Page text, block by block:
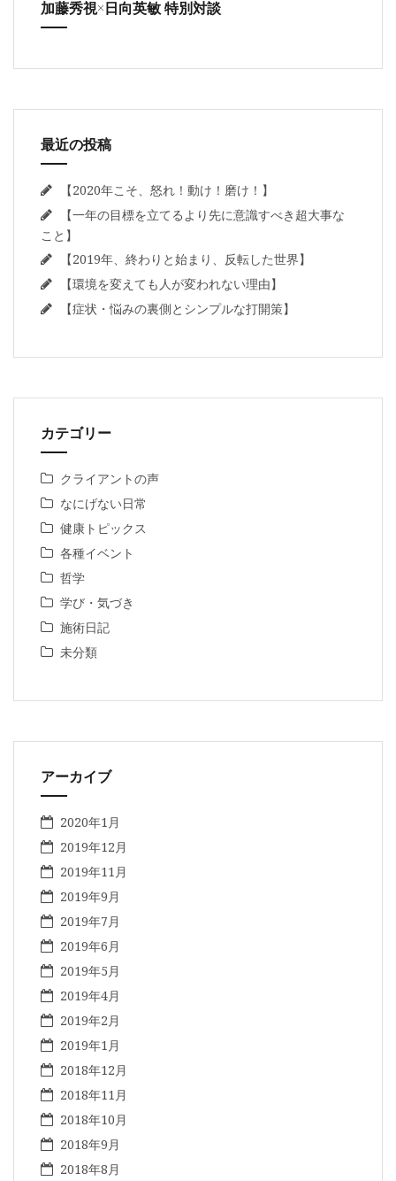
加藤秀視×日向英敏 特別対談
最近の投稿
【2020年こそ、怒れ！動け！磨け！】
【一年の目標を立てるより先に意識すべき超大事な
こと】
【2019年、終わりと始まり、反転した世界】
【環境を変えても人が変われない理由】
【症状・悩みの裏側とシンプルな打開策】
カテゴリー
クライアントの声
なにげない日常
健康トピックス
各種イベント
哲学
学び・気づき
施術日記
未分類
アーカイブ
2020年1月
2019年12月
2019年11月
2019年9月
2019年7月
2019年6月
2019年5月
2019年4月
2019年2月
2019年1月
2018年12月
2018年11月
2018年10月
2018年9月
2018年8月